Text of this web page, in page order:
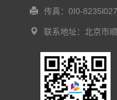
传真：0I0-
联系地址：北京市